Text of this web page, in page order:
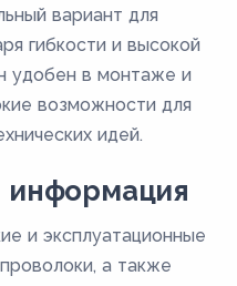
вариант для
гибкости и высокой
удобен в монтаже и
возможности для
идей.
информация
и эксплуатационные
а также